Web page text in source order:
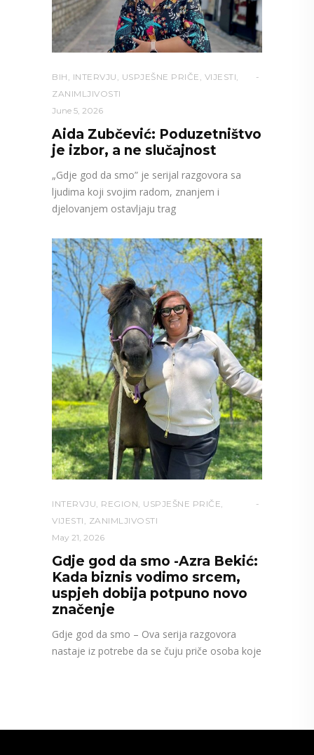
BIH , INTERVJU , USPJEŠNE PRIČE , VIJESTI,
ZANIMLJIVOSTI
June 5, 2026
Aida Zubčević: Poduzetništvo
je izbor, a ne slučajnost
„Gdje god da smo” je serijal razgovora sa
ljudima koji svojim radom, znanjem i
djelovanjem ostavljaju trag
INTERVJU REGION USPJEŠNE PRIČE
VIJESTI
ZANIMLJIVOSTI
May 21, 2026
Gdje god da smo -Azra Bekić:
Kada biznis vodimo srcem,
uspjeh dobija potpuno novo
značenje
Gdje god da smo – Ova serija razgovora
nastaje iz potrebe da se čuju priče osoba koje